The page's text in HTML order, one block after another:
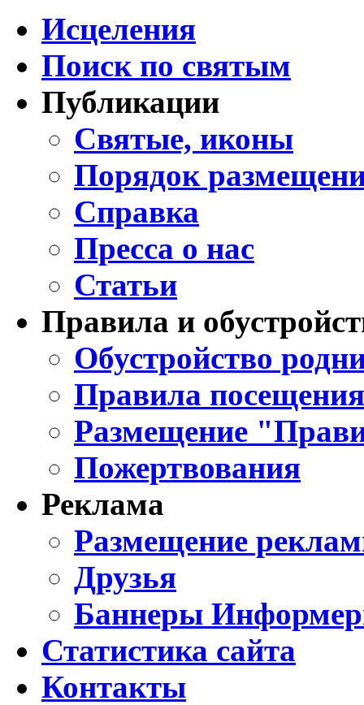
Исцеления
Поиск по святым
Публикации
Святые, иконы
Порядок
Справка
Пресса о нас
Статьи
Правила и
Обустройство
Правила
Размещение
Пожертвования
Реклама
Размещение
Друзья
Баннеры
Статистика сайта
Контакты